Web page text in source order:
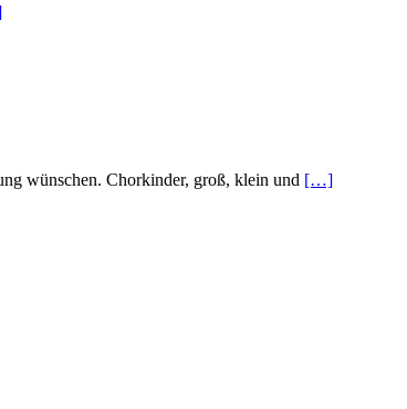
wünschen. Chorkinder, groß, klein und […]